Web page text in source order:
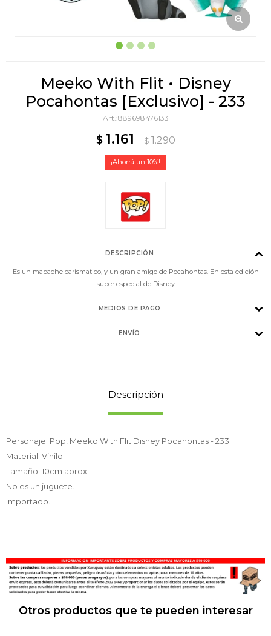
Meeko With Flit • Disney
Pocahontas [Exclusivo] - 233
889698476133
$ 1.161 $ 1.290
10
DESCRIPCIÓN
Es un mapache carismatico, y un gran amigo de Pocahontas. En esta edición
super especial de Disney
MEDIOS DE PAGO
ENVÍO
Descripción
Personaje: Pop! Meeko With Flit Disney Pocahontas - 233
Material: Vinilo.
Tamaño: 10cm aprox.
No es un juguete.
Importado.
Otros productos que te pueden interesar